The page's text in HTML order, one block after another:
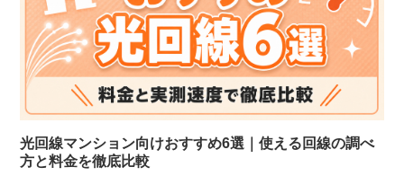
光回線マンション向けおすすめ6選｜使える回線の調べ
方と料金を徹底比較